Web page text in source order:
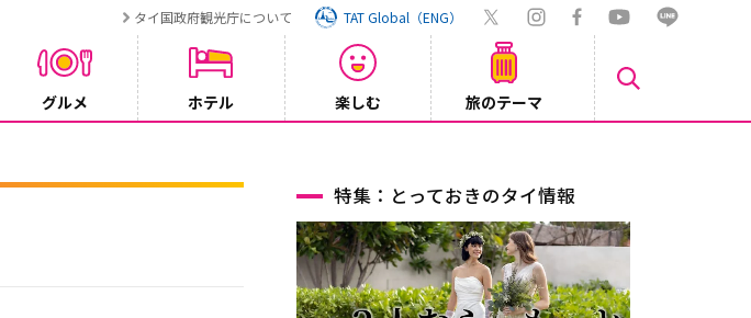
タイ国政府観光庁について TAT Global（ENG）
グルメ ホテル 楽しむ 旅のテーマ
特集：とっておきのタイ情報